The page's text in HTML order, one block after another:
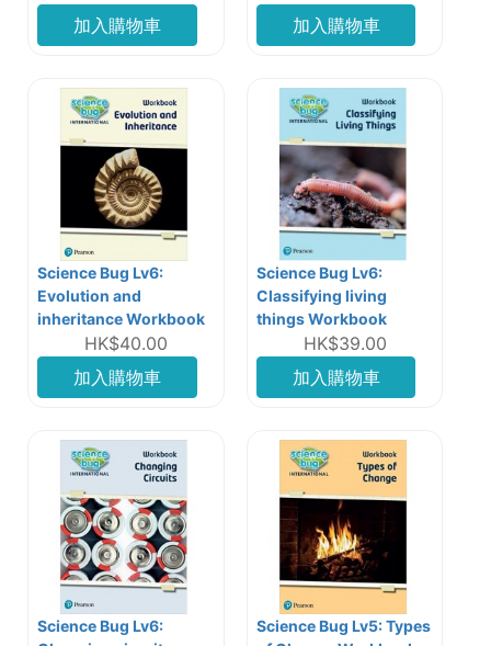
加入購物車
加入購物車
Science Bug Lv6:
Evolution and
inheritance Workbook
HK$40.00
加入購物車
Science Bug Lv6:
Classifying living
things Workbook
HK$39.00
加入購物車
Science Bug Lv6:
Science Bug Lv5: Types